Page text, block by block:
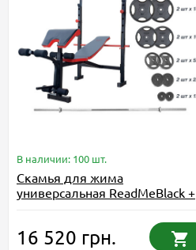
В наличии: 100 шт.
Скамья для жима
универсальная ReadMeBlack +
дисками 75 кг RN-Sport
16 520 грн.